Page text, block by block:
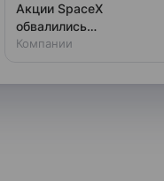
Акции SpaceX
обвалились
одновременно с аварией
Компании